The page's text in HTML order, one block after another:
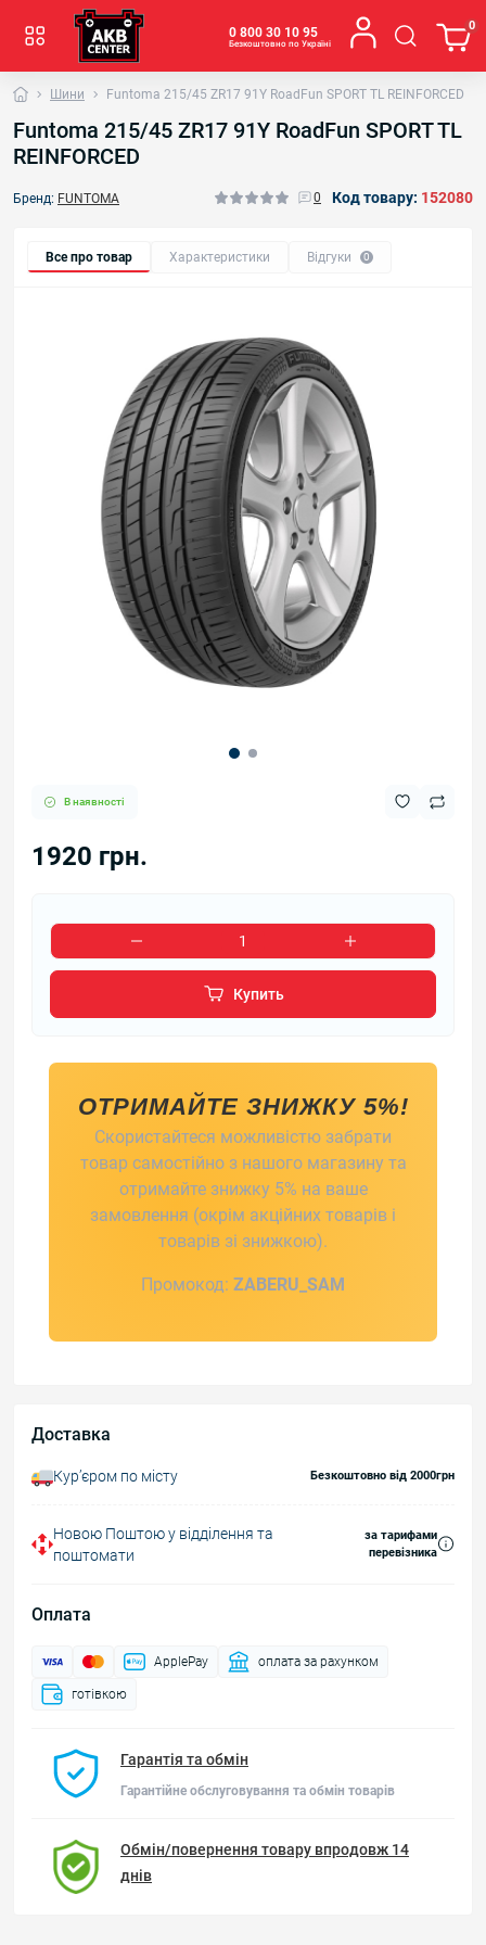
0 800 30 10 95
Безкоштовно по Україні
0
Шини Funtoma 215/45 ZR17 91Y RoadFun SPORT TL REINFORCED
Funtoma 215/45 ZR17 91Y RoadFun SPORT TL
REINFORCED
Бренд: FUNTOMA 0 Код товару: 152080
Все про товар Характеристики Відгуки 0
В наявності
1920 грн.
Купить
ОТРИМАЙТЕ ЗНИЖКУ 5%!
Скористайтеся можливістю забрати
товар самостійно з нашого магазину та
отримайте знижку 5% на ваше
замовлення (окрім акційних товарів і
товарів зі знижкою).
Промокод: ZABERU_SAM
Доставка
Курʼєром по місту Безкоштовно від 2000грн
Новою Поштою у відділення та
поштомати
за тарифами
перевізника
Оплата
ApplePay оплата за рахунком
готівкою
Гарантія та обмін
Гарантійне обслуговування та обмін товарів
Обмін/повернення товару впродовж 14
днів